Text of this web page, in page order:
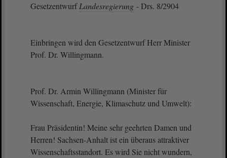
GesetzentwurfLandesregierung - Drs. 8/2904
Einbringen wird den Gesetzentwurf Herr Minister
Prof. Dr. Willingmann.
Prof. Dr. Armin Willingmann (Minister für
Wissenschaft, Energie, Klimaschutz und Umwelt):
Frau Präsidentin! Meine sehr geehrten Damen und
Herren! Sachsen-Anhalt ist ein überaus attraktiver
Wissenschaftsstandort. Es wird Sie nicht wundern,